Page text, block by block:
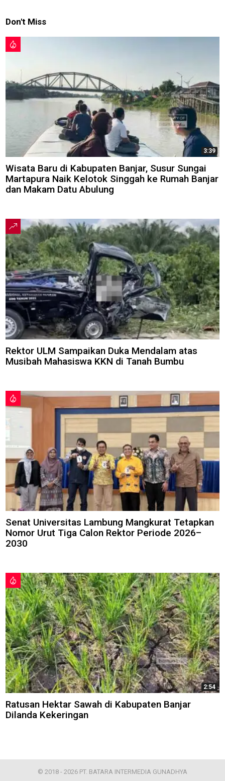
Don't Miss
3:39
Wisata Baru di Kabupaten Banjar, Susur Sungai
Martapura Naik Kelotok Singgah ke Rumah Banjar
dan Makam Datu Abulung
Rektor ULM Sampaikan Duka Mendalam atas
Musibah Mahasiswa KKN di Tanah Bumbu
Senat Universitas Lambung Mangkurat Tetapkan
Nomor Urut Tiga Calon Rektor Periode 2026–
2030
2:54
Ratusan Hektar Sawah di Kabupaten Banjar
Dilanda Kekeringan
© 2018 - 2026 PT. BATARA INTERMEDIA GUNADHYA